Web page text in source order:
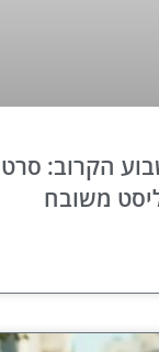
הקרוב:
משובח